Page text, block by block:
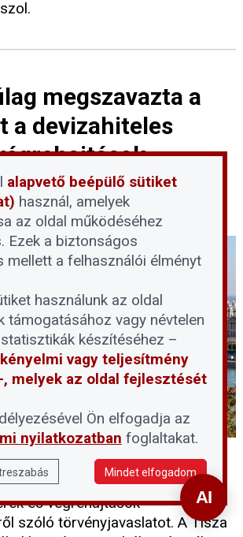
megszavazta a
a devizahiteles
ellenszavazat és tartózkodás
elfogadta a folyamatban lévő
és végrehajtások
szóló törvényjavaslatot. A Tisza
alapvető beépülő sütiket
használ, amelyek
az oldal működéséhez
Ezek a biztonságos
mellett a felhasználói élményt
használunk az oldal
támogatásához vagy névtelen
készítéséhez –
vagy teljesítmény
melyek az oldal fejlesztését
Ön elfogadja az
nyilatkozatban foglaltakat.
Mindet elfogadom